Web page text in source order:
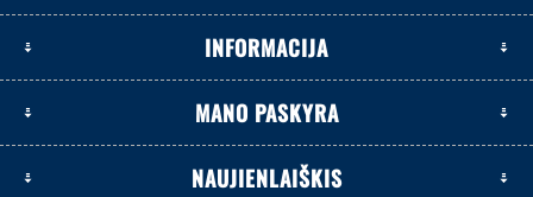
INFORMACIJA
MANO PASKYRA
NAUJIENLAIŠKIS